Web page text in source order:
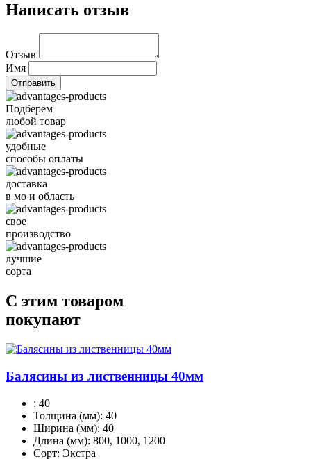
Написать отзыв
Отзыв
Имя
Подберем
любой товар
удобные
способы оплаты
доставка
в мо и область
свое
производство
лучшие
сорта
С этим товаром
покупают
Балясины из лиственницы 40мм
: 40
Толщина (мм): 40
Ширина (мм): 40
Длина (мм): 800, 1000, 1200
Сорт: Экстра